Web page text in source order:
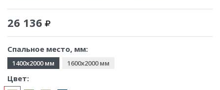
26 136
Спальное место, мм:
1400x2000 мм 1600x2000 мм
Цвет: